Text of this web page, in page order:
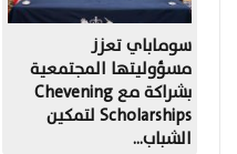
سوماباي تعزز
مسؤوليتها المجتمعية
بشراكة مع Chevening
Scholarships لتمكين
الشباب…